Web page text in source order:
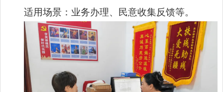
适用场景：业务办理、民意收集反馈等。